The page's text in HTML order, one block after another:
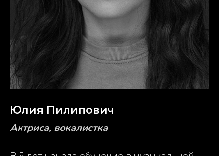
Юлия Пилипович
Актриса, вокалистка